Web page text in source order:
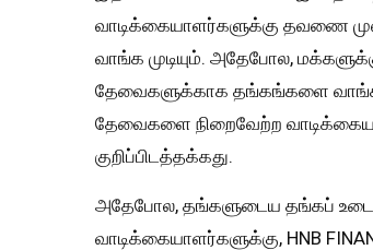
வாடிக்கையாளர்களுக்கு தவணை
வாங்க முடியும். அதேபோல,
தேவைகளுக்காக தங்கங்களை
தேவைகளை நிறைவேற்ற
குறிப்பிடத்தக்கது.
அதேபோல, தங்களுடைய தங்கப்
வாடிக்கையாளர்களுக்கு, HNB